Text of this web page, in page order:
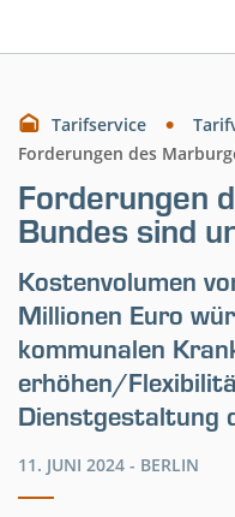
Tarifservice
Forderungen des
Forderungen
Bundes sind
Kostenvolumen
Millionen Euro
kommunalen
erhöhen/
Dienstgestaltung
11. JUNI 2024 - BERLIN